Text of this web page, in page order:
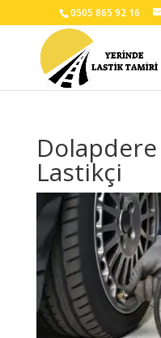
0505 865 92 16
Lastikçi